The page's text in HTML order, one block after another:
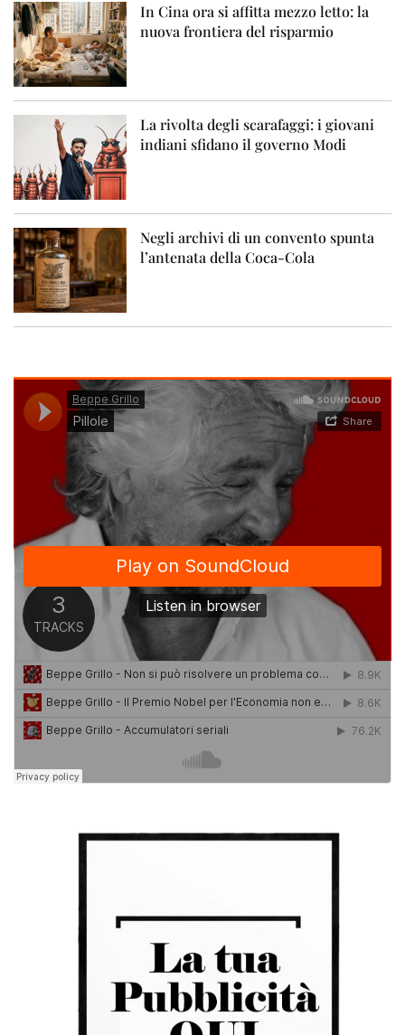
In Cina ora si affitta mezzo letto: la
nuova frontiera del risparmio
La rivolta degli scarafaggi: i giovani
indiani sfidano il governo Modi
Negli archivi di un convento spunta
l’antenata della Coca-Cola